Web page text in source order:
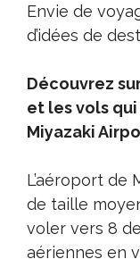
Envie de
d’idées de
Découvrez
et les vols
Miyazaki
L’aéroport de
de taille
voler vers 8
aériennes en